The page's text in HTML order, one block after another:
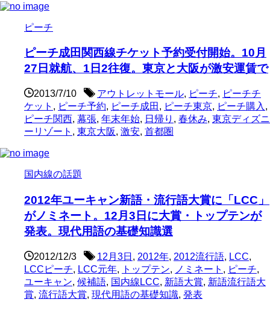
ピーチ
ピーチ成田関西線チケット予約受付開始。10月
27日就航、1日2往復。東京と大阪が激安運賃で
2013/7/10 アウトレットモール, ピーチ, ピーチチ
ケット , ピーチ予約, ピーチ成田 , ピーチ東京, ピーチ購入 ,
ピーチ関西, 幕張, 年末年始, 日帰り , 春休み, 東京ディズニ
ーリゾート , 東京大阪, 激安, 首都圏
国内線の話題
2012年ユーキャン新語・流行語大賞に「LCC」
がノミネート。12月3日に大賞・トップテンが
発表。現代用語の基礎知識選
2012/12/3 12月3日 , 2012年, 2012流行語, LCC,
LCCピーチ, LCC元年, トップテン, ノミネート , ピーチ,
ユーキャン, 候補語, 国内線LCC, 新語大賞, 新語流行語大
賞, 流行語大賞, 現代用語の基礎知識, 発表